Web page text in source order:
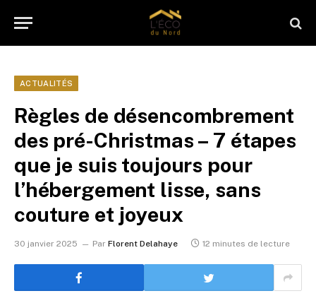
ACTUALITÉS
Règles de désencombrement
des pré-Christmas – 7 étapes
que je suis toujours pour
l’hébergement lisse, sans
couture et joyeux
30 janvier 2025 Par Florent Delahaye 12 minutes de lecture